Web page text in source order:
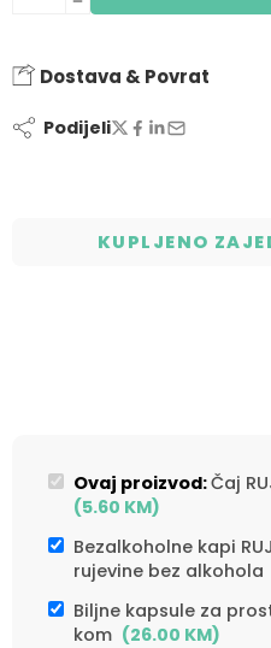
Dostava & Povrat
Podijeli
KUPLJENO
Ovaj proizvod:Čaj
(5.60 KM)
Bezalkoholne kapi
rujevine bez alkohola
Biljne kapsule za
kom (26.00 KM)